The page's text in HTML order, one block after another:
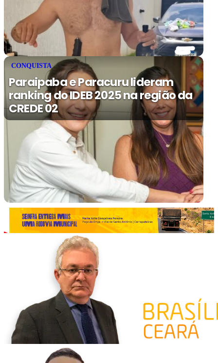
CONQUISTA
Paraipaba e Paracuru lideram
ranking do IDEB 2025 na região da
CREDE 02